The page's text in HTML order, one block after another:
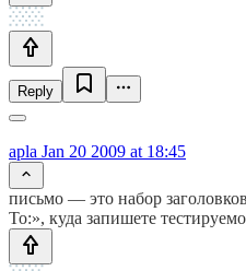
Reply
apla Jan 20 2009 at 18:45
письмо — это набор
To:», куда запишете